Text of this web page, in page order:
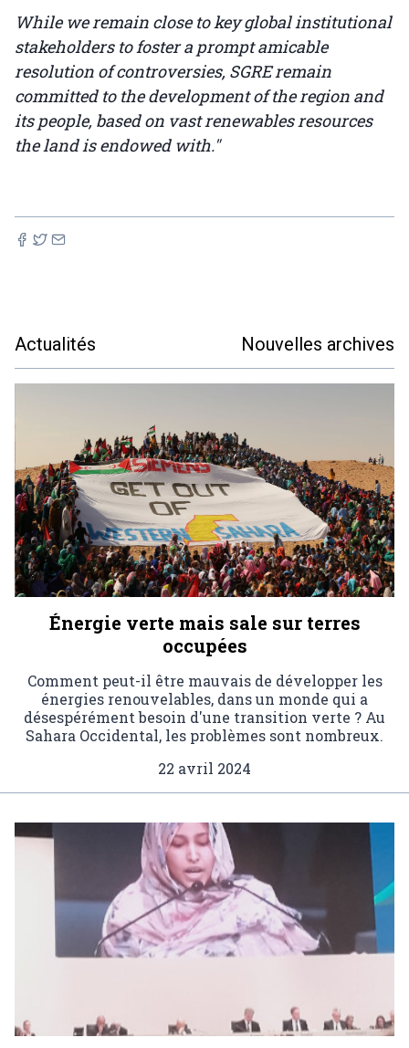
While we remain close to key global institutional
stakeholders to foster a prompt amicable
resolution of controversies, SGRE remain
committed to the development of the region and
its people, based on vast renewables resources
the land is endowed with."
Actualités Nouvelles archives
Énergie verte mais sale sur terres
occupées
Comment peut-il être mauvais de développer les
énergies renouvelables, dans un monde qui a
désespérément besoin d'une transition verte ? Au
Sahara Occidental, les problèmes sont nombreux.
22 avril 2024